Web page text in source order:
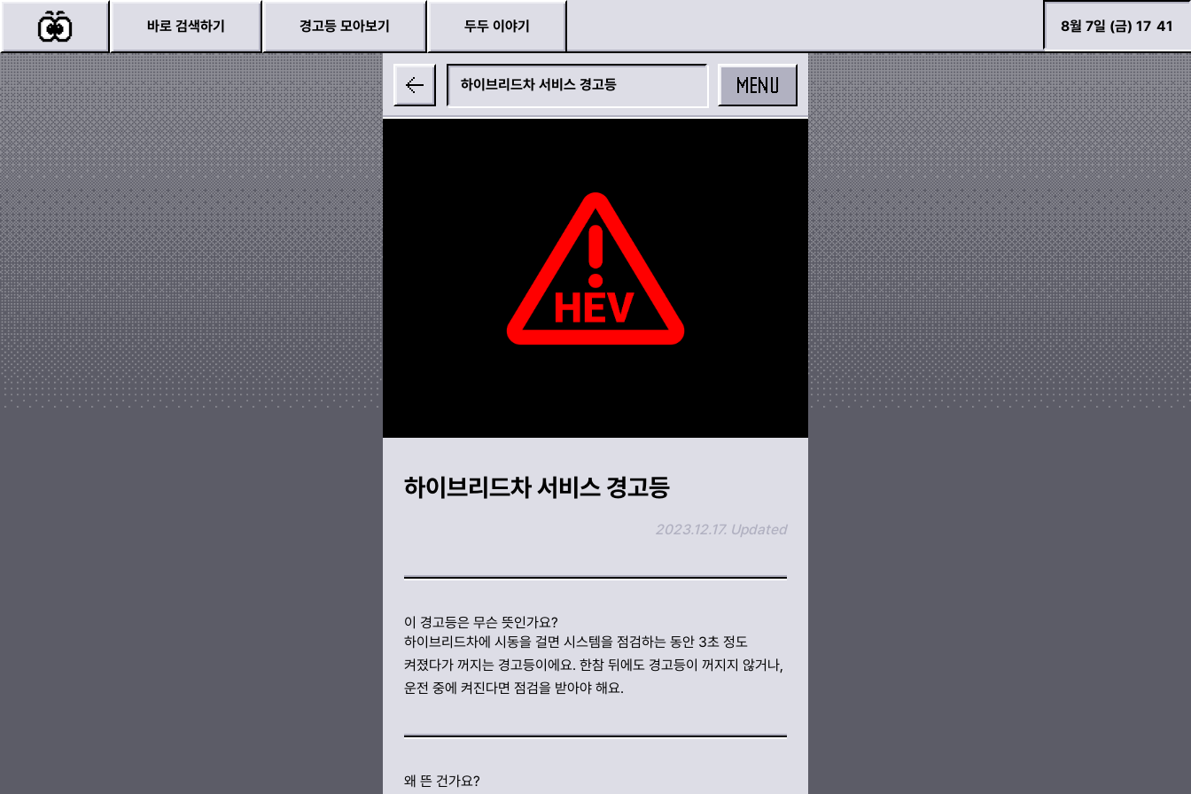
바로 검색하기 경고등 모아보기 두두 이야기 8월 7일 (금) 17 41
MENU
바로 검색하기
경고등 모아보기
두두 이야기
하이브리드차 서비스 경고등
하이브리드차 서비스 경고등
2023.12.17. Updated
이 경고등은 무슨 뜻인가요?
하이브리드차에 시동을 걸면 시스템을 점검하는 동안 3초 정도
켜졌다가 꺼지는 경고등이에요. 한참 뒤에도 경고등이 꺼지지 않거나,
운전 중에 켜진다면 점검을 받아야 해요.
왜 뜬 건가요?